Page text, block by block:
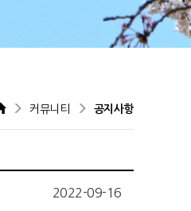
커뮤니티 공지사항
2022-09-16